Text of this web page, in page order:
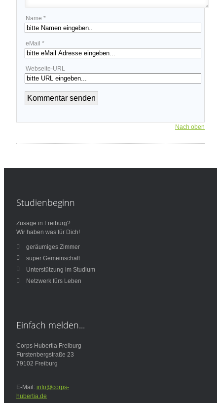
Name *
eMail *
Webseite-URL
Nach oben
Studienbeginn
Zusage in Freiburg?
Wir haben was für Dich!
geräumiges Zimmer
super Gemeinschaft
Unterstützung im Studium
Netzwerk fürs Leben
Einfach melden...
Corps Hubertia Freiburg
Fürstenbergstraße 23
79102 Freiburg
E-Mail: info@corps-
hubertia.de